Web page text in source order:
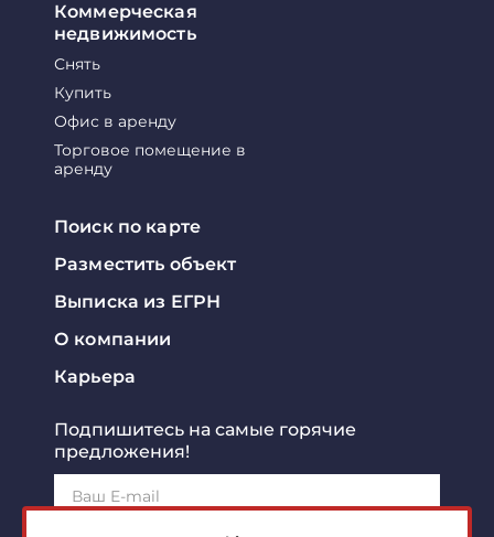
Коммерческая
недвижимость
Снять
Купить
Офис в аренду
Торговое помещение в
аренду
Поиск по карте
Разместить объект
Выписка из ЕГРН
О компании
Карьера
Подпишитесь на самые горячие
предложения!